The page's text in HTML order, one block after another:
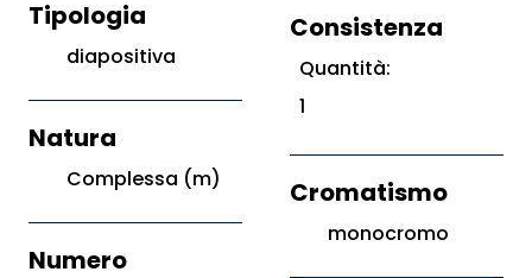
Tipologia
diapositiva
Natura
Complessa (m)
Numero
Consistenza
Quantità:
1
Cromatismo
monocromo